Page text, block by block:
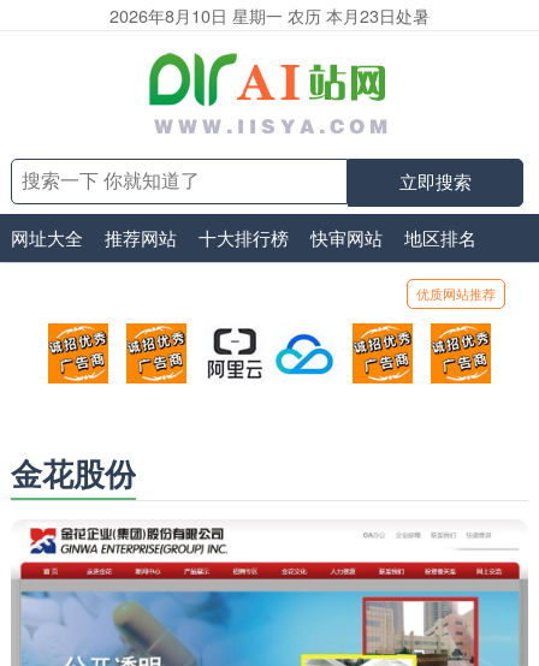
2026年8月10日 星期一 农历 本月23日处暑
立即搜索
网址大全 推荐网站 十大排行榜 快审网站 地区排名
优质网站推荐
顶部广告位1
广告位招商_广告位待售
顶部广告位2
广告位招商_广告位待售
阿里云
打折活动、99元/年
腾讯云
优惠打折，99元/年
顶部广告位5
广告位招商_
金花股份